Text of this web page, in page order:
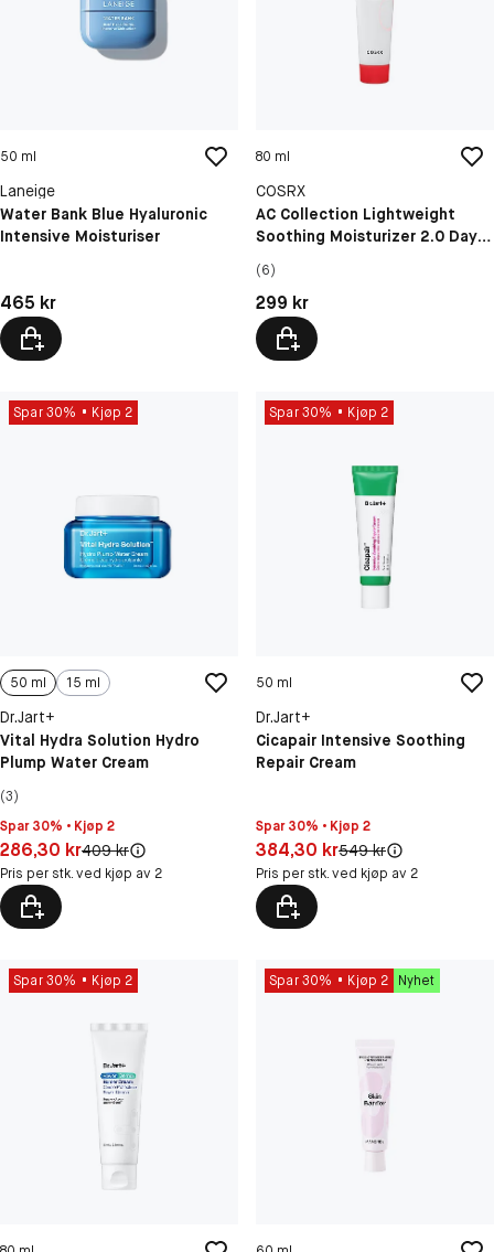
50 ml
Laneige
Water Bank Blue Hyaluronic
Intensive Moisturiser
Pris: 465 kr
465 kr
80 ml
COSRX
AC Collection Lightweight
Soothing Moisturizer 2.0 Day
(6)
Pris: 299 kr
299 kr
Spar 30% Kjøp 2
50 ml 15 ml
Dr.Jart+
Vital Hydra Solution Hydro
Plump Water Cream
(3)
Spar 30% • Kjøp 2
Pris: 286,30 kr
286,30 krOriginal pris:
409 kr
Pris per stk. ved kjøp av 2
Spar 30% Kjøp 2
50 ml
Dr.Jart+
Cicapair Intensive Soothing
Repair Cream
Spar 30% • Kjøp 2
Pris: 384,30 kr
384,30 krOriginal pris:
549 kr
Pris per stk. ved kjøp av 2
Spar 30% Kjøp 2 Spar 30% Kjøp 2 Nyhet